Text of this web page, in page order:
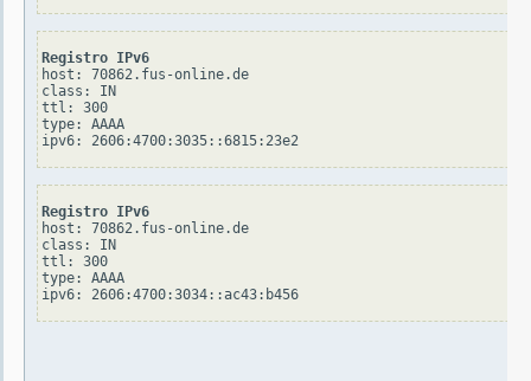
Registro IPv6
host: 70862.fus-online.de
class: IN
ttl: 300
type: AAAA
Registro IPv6
host: 70862.fus-online.de
class: IN
ttl: 300
type: AAAA